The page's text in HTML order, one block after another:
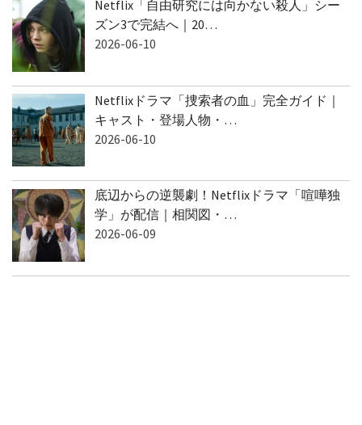
Netflix「自由研究には向かない殺人」シー
ズン3で完結へ｜20…
2026-06-10
Netflixドラマ「捜索者の血」完全ガイド｜
キャスト・登場人物・…
2026-06-10
底辺からの逆襲劇！Netflixドラマ「喧嘩独
学」が配信｜相関図・…
2026-06-09